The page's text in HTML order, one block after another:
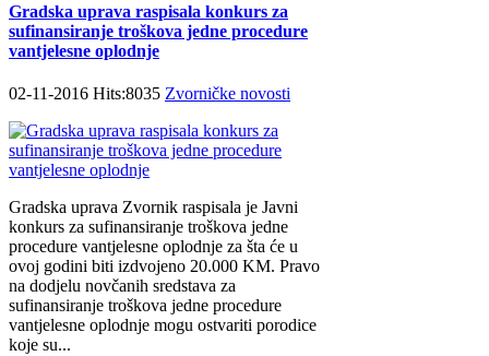
Gradska uprava raspisala konkurs za
sufinansiranje troškova jedne procedure
vantjelesne oplodnje
02-11-2016 Hits:8035 Zvorničke novosti
Gradska uprava Zvornik raspisala je Javni
konkurs za sufinansiranje troškova jedne
procedure vantjelesne oplodnje za šta će u
ovoj godini biti izdvojeno 20.000 KM. Pravo
na dodjelu novčanih sredstava za
sufinansiranje troškova jedne procedure
vantjelesne oplodnje mogu ostvariti porodice
koje su...